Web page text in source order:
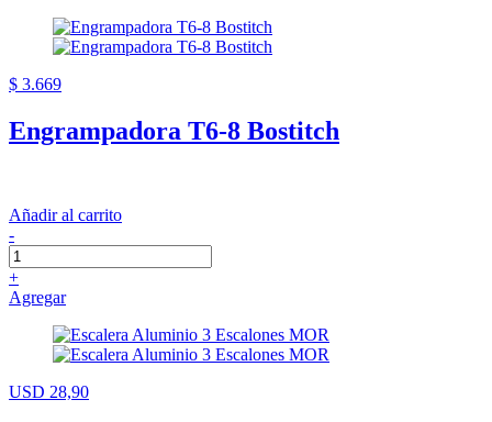
$ 3.669
Engrampadora T6-8 Bostitch
Añadir al carrito
-
+
Agregar
USD 28,90